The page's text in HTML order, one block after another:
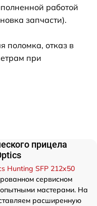
работой
запчасти).
поломка, отказ в
при
прицела
Hunting SFP 212x50
сервисном
мастерами. На
расширенную